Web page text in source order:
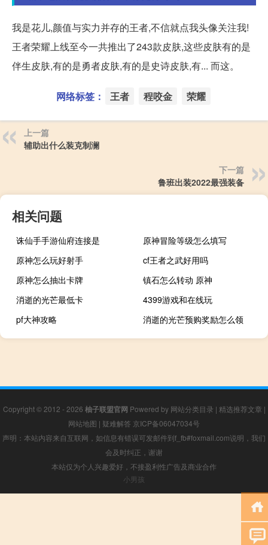
我是花儿,颜值与实力并存的王者,不信就点我头像关注我!
王者荣耀上线至今一共推出了243款皮肤,这些皮肤有的是
伴生皮肤,有的是勇者皮肤,有的是史诗皮肤,有... 而这。
网络标签： 王者 程咬金 荣耀
上一篇
辅助出什么装克制澜
下一篇
鲁班出装2022最强装备
相关问题
诛仙手手游仙府连接是
原神冒险等级怎么填写
原神怎么玩好射手
cf王者之武好用吗
原神怎么抽出卡牌
镇石怎么转动 原神
消逝的光芒最低卡
4399游戏和在线玩
pf大神攻略
消逝的光芒预购奖励怎么领
Copyright © 2012 - 2026 柚子联盟官网 Powered by 网站分类目录 | 精选推荐文章 |
网站地图 | 疑难解答 京ICP备06047034号
声明：本站内容来自互联网，如信息有错误可发邮件到f_fb#foxmail.com说明，我们
会及时纠正，谢谢
本站仅为个人兴趣爱好，不接盈利性广告及商业合作
小男孩